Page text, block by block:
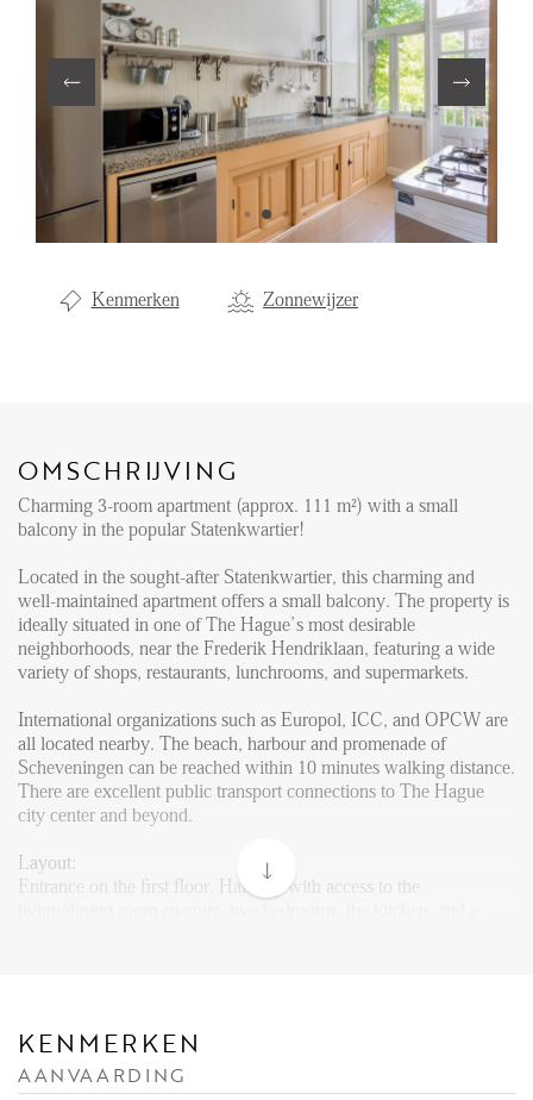
Kenmerken Zonnewijzer
OMSCHRIJVING
Charming 3-room apartment (approx. 111 m²) with a small
balcony in the popular Statenkwartier!
Located in the sought-after Statenkwartier, this charming and
well-maintained apartment offers a small balcony. The property is
ideally situated in one of The Hague’s most desirable
neighborhoods, near the Frederik Hendriklaan, featuring a wide
variety of shops, restaurants, lunchrooms, and supermarkets.
International organizations such as Europol, ICC, and OPCW are
all located nearby. The beach, harbour and promenade of
Scheveningen can be reached within 10 minutes walking distance.
There are excellent public transport connections to The Hague
city center and beyond.
Layout:
Entrance on the first floor. Hallway with access to the
The kitchen is spaceous and contains many authentic details, but
is equipped with modern built-in appliances such as a dishwasher,
KENMERKEN
AANVAARDING
DIENSTEN
Aanhuur
Aankoop
Beheer
Verhuur
Verkoop
Nieuwbouw
OVER ONS
FAQ
Reviews
Werken bij
CONTACT
Den Haag
Hillegersberg
Rotterdam